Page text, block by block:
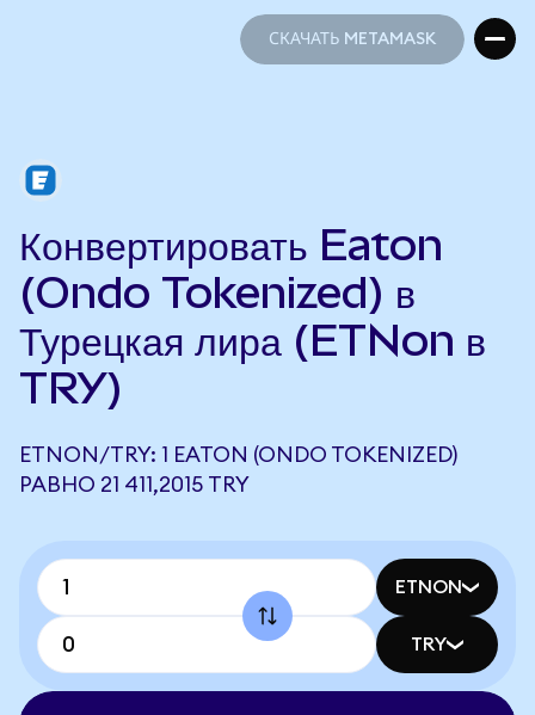
СКАЧАТЬ METAMASK
Конвертировать Eaton
(Ondo Tokenized) в
Турецкая лира (ETNon в
TRY)
ETNON/TRY: 1 EATON (ONDO TOKENIZED)
РАВНО 21 411,2015 TRY
ETNON
TRY